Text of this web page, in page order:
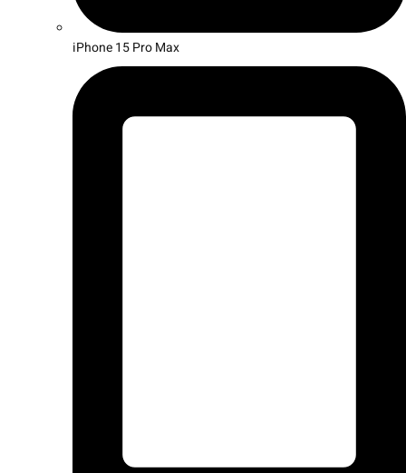
iPhone 15 Pro Max